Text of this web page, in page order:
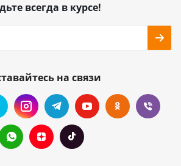
всегда в курсе!
на связи